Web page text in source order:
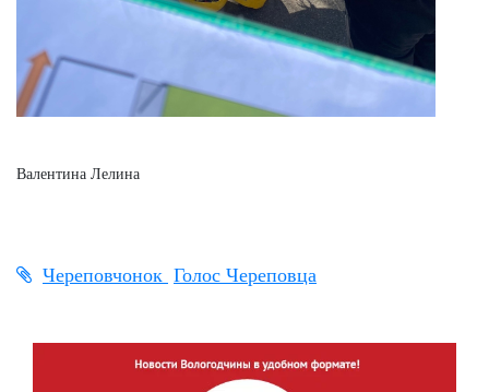
Валентина Лелина
Череповчонок Голос Череповца